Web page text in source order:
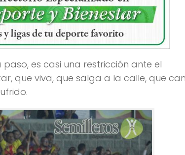
es casi una restricción ante el
que viva, que salga a la calle, que